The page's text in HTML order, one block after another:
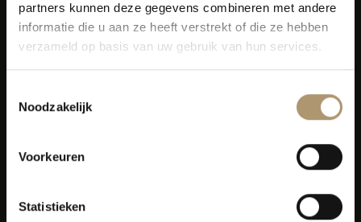
partners kunnen deze gegevens combineren met andere
informatie die u aan ze heeft verstrekt of die ze hebben
verzameld op basis van uw gebruik van hun services.
Noodzakelijk
Voorkeuren
Statistieken
2431 AE Noorden
info@lekkerflesjewijn.nl
Klantenservice